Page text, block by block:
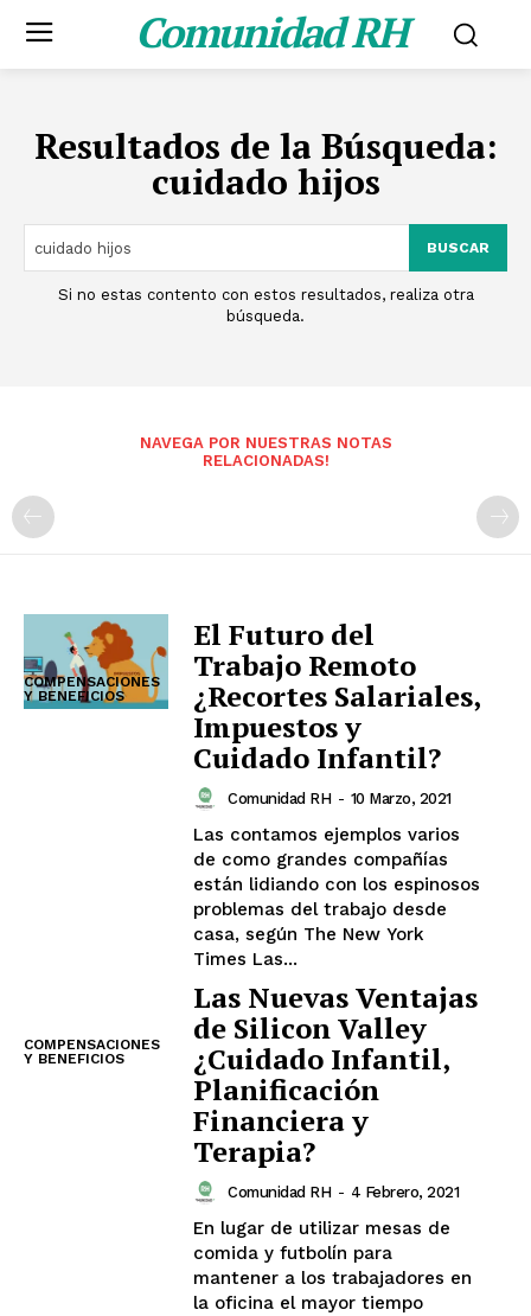
Comunidad RH
Resultados de la Búsqueda:
cuidado hijos
BUSCAR
Si no estas contento con estos resultados, realiza otra
búsqueda.
NAVEGA POR NUESTRAS NOTAS
RELACIONADAS!
COMPENSACIONES
Y BENEFICIOS
El Futuro del
Trabajo Remoto
¿Recortes Salariales,
Impuestos y
Cuidado Infantil?
Comunidad RH - 10 Marzo, 2021
Las contamos ejemplos varios
de como grandes compañías
están lidiando con los espinosos
problemas del trabajo desde
casa, según The New York
Times Las...
COMPENSACIONES
Y BENEFICIOS
Las Nuevas Ventajas
de Silicon Valley
¿Cuidado Infantil,
Planificación
Financiera y
Terapia?
Comunidad RH - 4 Febrero, 2021
En lugar de utilizar mesas de
comida y futbolín para
mantener a los trabajadores en
la oficina el mayor tiempo